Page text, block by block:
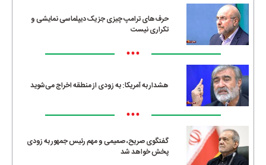
حرف‌های ترامپ چیزی جز یک دیپلماسی نمایشی و
تکراری نیست
•••
هشدار به آمریکا: به زودی از منطقه اخراج می‌شوید
•••
گفتگوی صریح، صمیمی و مهم رئیس جمهور به زودی
پخش خواهد شد